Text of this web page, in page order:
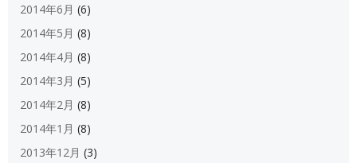
2014年6月 (6)
2014年5月 (8)
2014年4月 (8)
2014年3月 (5)
2014年2月 (8)
2014年1月 (8)
2013年12月 (3)